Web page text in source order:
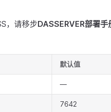
，请移步DASSERVER部署手
默认值
—
7642